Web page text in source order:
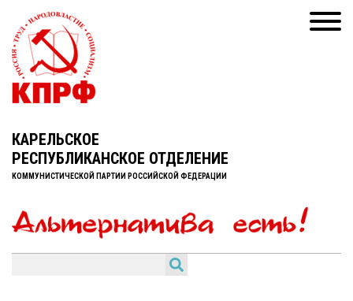
КАРЕЛЬСКОЕ
РЕСПУБЛИКАНСКОЕ ОТДЕЛЕНИЕ
КОММУНИСТИЧЕСКОЙ ПАРТИИ РОССИЙСКОЙ ФЕДЕРАЦИИ